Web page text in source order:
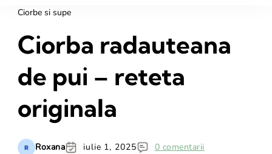
Ciorbe si supe
Ciorba radauteana
de pui – reteta
originala
Roxana iulie 1, 2025 0 comentarii